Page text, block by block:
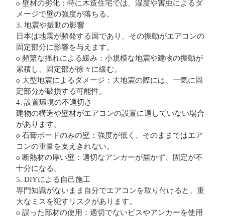
o 壁材の劣化：特に木造住宅では、湿度や害虫によるダ
メージで壁の強度が落ちる。
3. 地震や振動の影響
日本は地震が頻発する国であり、その振動がエアコンの
固定部分に影響を与えます。
o 頻繁な揺れによる緩み：小規模な地震や建物の振動が
累積し、固定部が徐々に緩む。
o 大型地震によるダメージ：大地震の際には、一気に固
定部分が破損する可能性。
4. 設置環境の不適切さ
建物の構造や壁材がエアコンの設置に適していない場合
があります。
o 石膏ボードのみの壁：強度が低く、そのままではエア
コンの重量を支えきれない。
o 断熱材の厚い壁：適切なアンカーが届かず、固定が不
十分になる。
5. DIYによる自己施工
専門知識がないまま自分でエアコンを取り付けると、重
大なミスを犯すリスクがあります。
o 誤った部材の使用：適切でないビスやアンカーを使用